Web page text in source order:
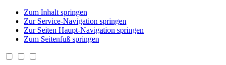
Zum Inhalt springen
Zur Service-Navigation springen
Zur Seiten Haupt-Navigation springen
Zum Seitenfuß springen